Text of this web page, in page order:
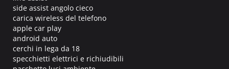
side assist angolo cieco
carica wireless del telefono
apple car play
android auto
cerchi in lega da 18
specchietti elettrici e richiudibili